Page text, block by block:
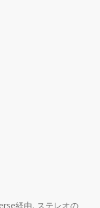
経由, ステレオの